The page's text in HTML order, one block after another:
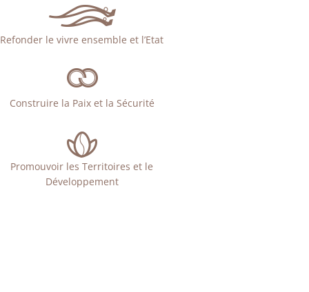
Refonder le vivre ensemble et l’Etat
Construire la Paix et la Sécurité
Promouvoir les Territoires et le
Développement